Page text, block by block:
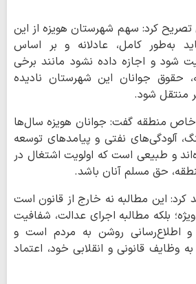
تصریح کرد: سهم شهرستان هویزه از این
به‌طور کامل، عادلانه و بر اساس
شود و اجازه داده نشود مانند برخی
حقوق جوانان این شهرستان نادیده
منتقل شود.
خاص منطقه گفت: جوانان هویزه سال‌ها
آلودگی‌های نفتی و پیامدهای توسعه
و طبیعی است که اولویت اشتغال در
حق مسلم آنان باشد.
کرد: این مطالبه نه خارج از قانون است
بلکه مطالبه اجرای عدالت، شفافیت
و اطلاع‌رسانی روشن به مردم است و
وظایف قانونی و انقلابی خود، اعتماد